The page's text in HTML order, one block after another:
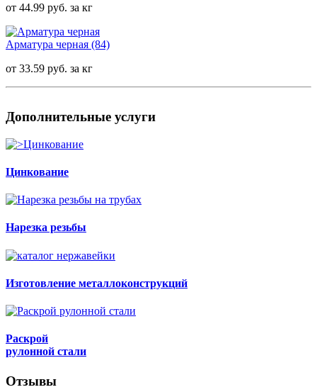
от 44.99 руб. за кг
Арматура черная (84)
от 33.59 руб. за кг
Дополнительные услуги
Цинкование
Нарезка резьбы
Изготовление металлоконструкций
Раскрой
рулонной стали
Отзывы